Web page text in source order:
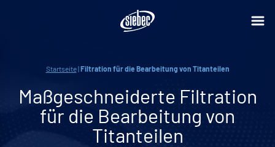
Startseite|Filtration für die Bearbeitung von Titanteilen
Maßgeschneiderte Filtration
für die Bearbeitung von
Titanteilen